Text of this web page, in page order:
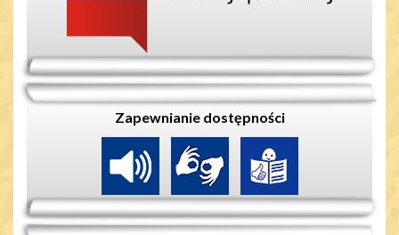
Zapewnianie dostępności